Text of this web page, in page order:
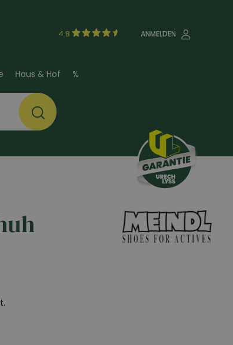
4.8 ANMELDEN
Haus & Hof %